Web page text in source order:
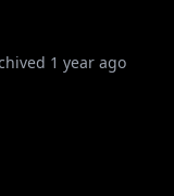
1 year ago